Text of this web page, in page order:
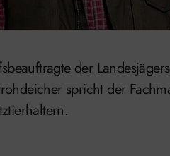
spricht der